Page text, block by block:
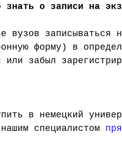
о записи на
вузов записываться
форму) в
или забыл
в немецкий
специалистом